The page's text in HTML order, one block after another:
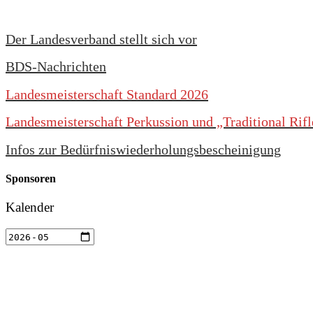
Der Landesverband stellt sich vor
BDS-Nachrichten
Landesmeisterschaft Standard 2026
Landesmeisterschaft Perkussion und „Traditional
Infos zur Bedürfniswiederholungsbescheinigung
Sponsoren
Kalender